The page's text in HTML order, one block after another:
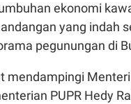
ekonomi
yang indah
pegunungan di
mendampingi
PUPR Hedy